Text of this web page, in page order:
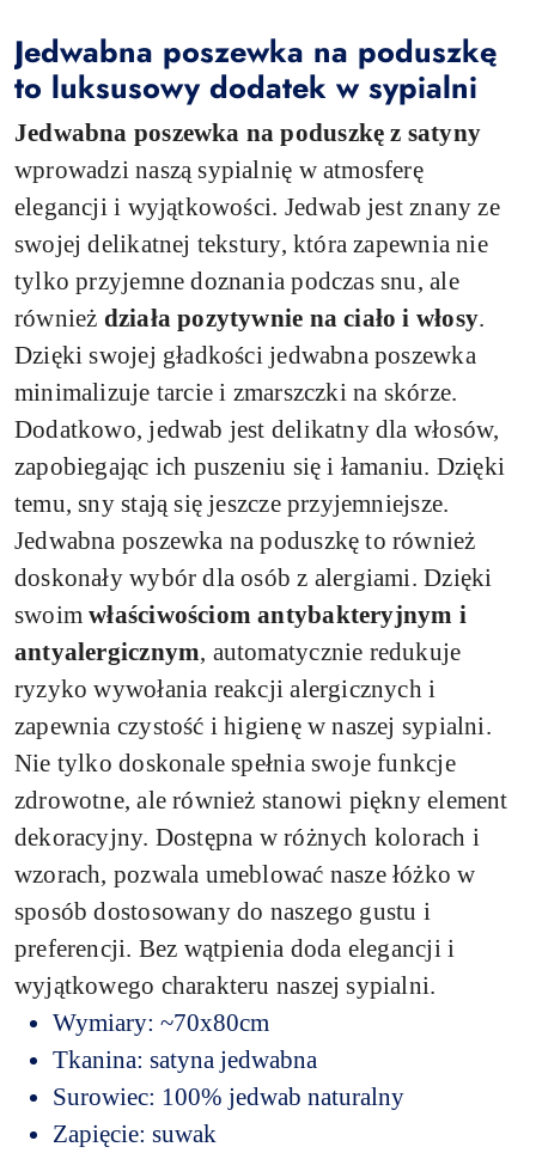
Jedwabna poszewka na poduszkę
to luksusowy dodatek w sypialni
Jedwabna poszewka na poduszkę z satyny
wprowadzi naszą sypialnię w atmosferę
elegancji i wyjątkowości. Jedwab jest znany ze
swojej delikatnej tekstury, która zapewnia nie
tylko przyjemne doznania podczas snu, ale
również działa pozytywnie na ciało i włosy.
Dzięki swojej gładkości jedwabna poszewka
minimalizuje tarcie i zmarszczki na skórze.
Dodatkowo, jedwab jest delikatny dla włosów,
zapobiegając ich puszeniu się i łamaniu. Dzięki
temu, sny stają się jeszcze przyjemniejsze.
Jedwabna poszewka na poduszkę to również
doskonały wybór dla osób z alergiami. Dzięki
swoimwłaściwościom antybakteryjnym i
antyalergicznym, automatycznie redukuje
ryzyko wywołania reakcji alergicznych i
zapewnia czystość i higienę w naszej sypialni.
Nie tylko doskonale spełnia swoje funkcje
zdrowotne, ale również stanowi piękny element
dekoracyjny. Dostępna w różnych kolorach i
wzorach, pozwala umeblować nasze łóżko w
sposób dostosowany do naszego gustu i
preferencji. Bez wątpienia doda elegancji i
wyjątkowego charakteru naszej sypialni.
Wymiary: ~70x80cm
Tkanina: satyna jedwabna
Surowiec: 100% jedwab naturalny
Zapięcie: suwak